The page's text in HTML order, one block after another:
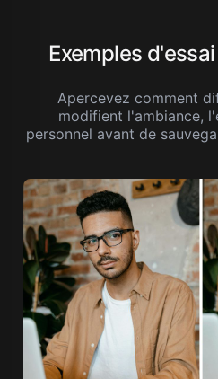
Exemples
Apercevez comment
modifient l'ambiance,
personnel avant de